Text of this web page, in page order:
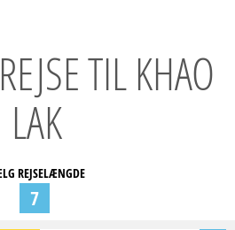
TIL KHAO
LAK
REJSELÆNGDE
7